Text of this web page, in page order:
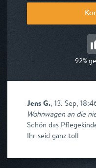
92%
Jens G., 13. Sep,
Wohnwagen an die
Schön das
Ihr seid ganz toll